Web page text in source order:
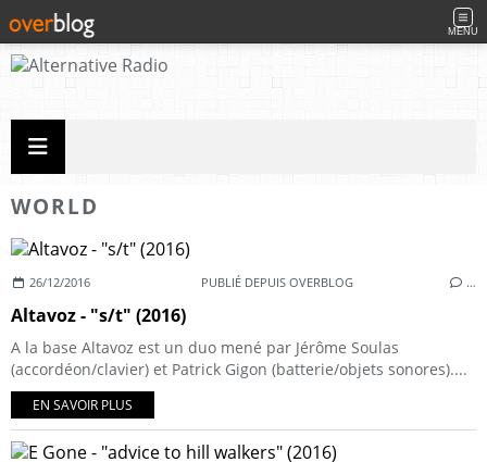
MENU
WORLD
26/12/2016 PUBLIÉ DEPUIS OVERBLOG …
Altavoz - "s/t" (2016)
A la base Altavoz est un duo mené par Jérôme Soulas
(accordéon/clavier) et Patrick Gigon (batterie/objets sonores)....
EN SAVOIR PLUS